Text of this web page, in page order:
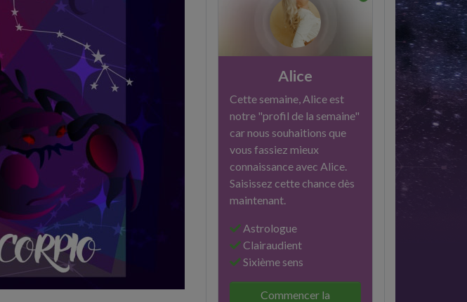
Alice
Cette semaine, Alice est
notre "profil de la semaine"
car nous souhaitions que
vous fassiez mieux
connaissance avec Alice.
Saisissez cette chance dès
maintenant.
Astrologue
Clairaudient
Sixième sens
Commencer la